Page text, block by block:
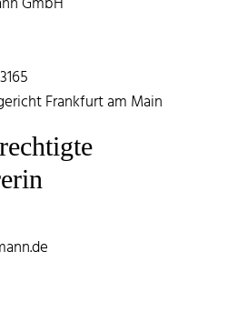
Frankfurt am Main